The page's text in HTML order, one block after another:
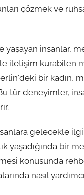
çözmek ve
insanlar,
iletişim kurabilen
bir kadın,
tür deneyimler,
gelecekle
yaşadığında bir
konusunda
nasıl